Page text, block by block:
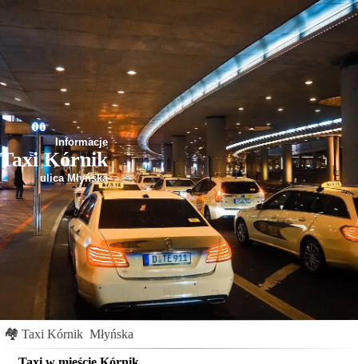
Informacje
Taxi Kórnik
ulica Młyńska
🏘 Taxi Kórnik Młyńska